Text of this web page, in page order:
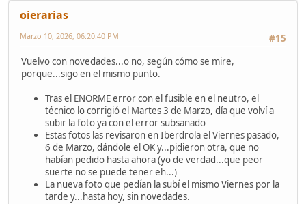
oierarias
#15
Marzo 10, 2026, 06:20:40 PM
Vuelvo con novedades...o no, según cómo se mire,
porque...sigo en el mismo punto.
Tras el ENORME error con el fusible en el neutro, el
técnico lo corrigió el Martes 3 de Marzo, día que volví a
subir la foto ya con el error subsanado
Estas fotos las revisaron en Iberdrola el Viernes pasado,
6 de Marzo, dándole el OK y...pidieron otra, que no
habían pedido hasta ahora (yo de verdad...que peor
suerte no se puede tener eh...)
La nueva foto que pedían la subí el mismo Viernes por la
tarde y...hasta hoy, sin novedades.